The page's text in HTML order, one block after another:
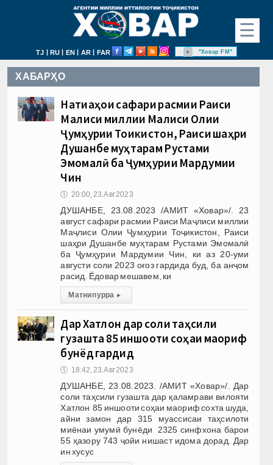
☰
TJ | RU | EN | AR | FAR "Ховар FM"
ХАБАРҲО
Натиҷаҳои сафари расмии Раиси
Маҷлиси миллии Маҷлиси Олии
Ҷумҳурии Тоҷикистон, Раиси шаҳри
Душанбе муҳтарам Рустами
Эмомалӣ ба Ҷумҳурии Мардумии
Чин
🕔 20:00, 23.Авг 2023
ДУШАНБЕ, 23.08.2023 /АМИТ «Ховар»/. 23
август сафари расмии Раиси Маҷлиси миллии
Маҷлиси Олии Ҷумҳурии Тоҷикистон, Раиси
шаҳри Душанбе муҳтарам Рустами Эмомалӣ
ба Ҷумҳурии Мардумии Чин, ки аз 20-уми
августи соли 2023 оғоз гардида буд, ба анҷом
расид. Ёдовар мешавем, ки
Матни пурра ▸
Дар Хатлон дар соли таҳсили
гузашта 85 иншооти соҳаи маориф
бунёд гардид
🕔 18:42, 23.Авг 2023
ДУШАНБЕ, 23.08.2023. /АМИТ «Ховар»/. Дар
соли таҳсили гузашта дар қаламрави вилояти
Хатлон 85 иншооти соҳаи маориф сохта шуда,
айни замон дар 315 муассисаи таҳсилоти
миёнаи умумӣ бунёди 2325 синфхона барои
55 ҳазору 743 ҷойи нишаст идома дорад. Дар
ин хусус